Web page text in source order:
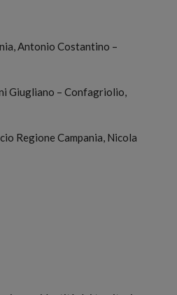
Antonio Costantino –
Giugliano – Confagriolio,
Regione Campania, Nicola